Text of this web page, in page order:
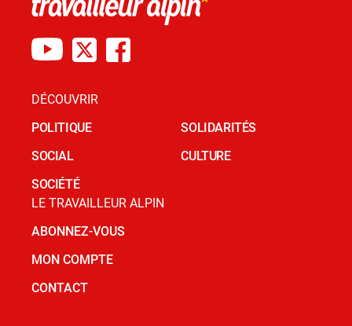
DÉCOUVRIR
POLITIQUE
SOCIAL
SOCIÉTÉ
SOLIDARITÉS
CULTURE
LE TRAVAILLEUR ALPIN
ABONNEZ-VOUS
MON COMPTE
CONTACT